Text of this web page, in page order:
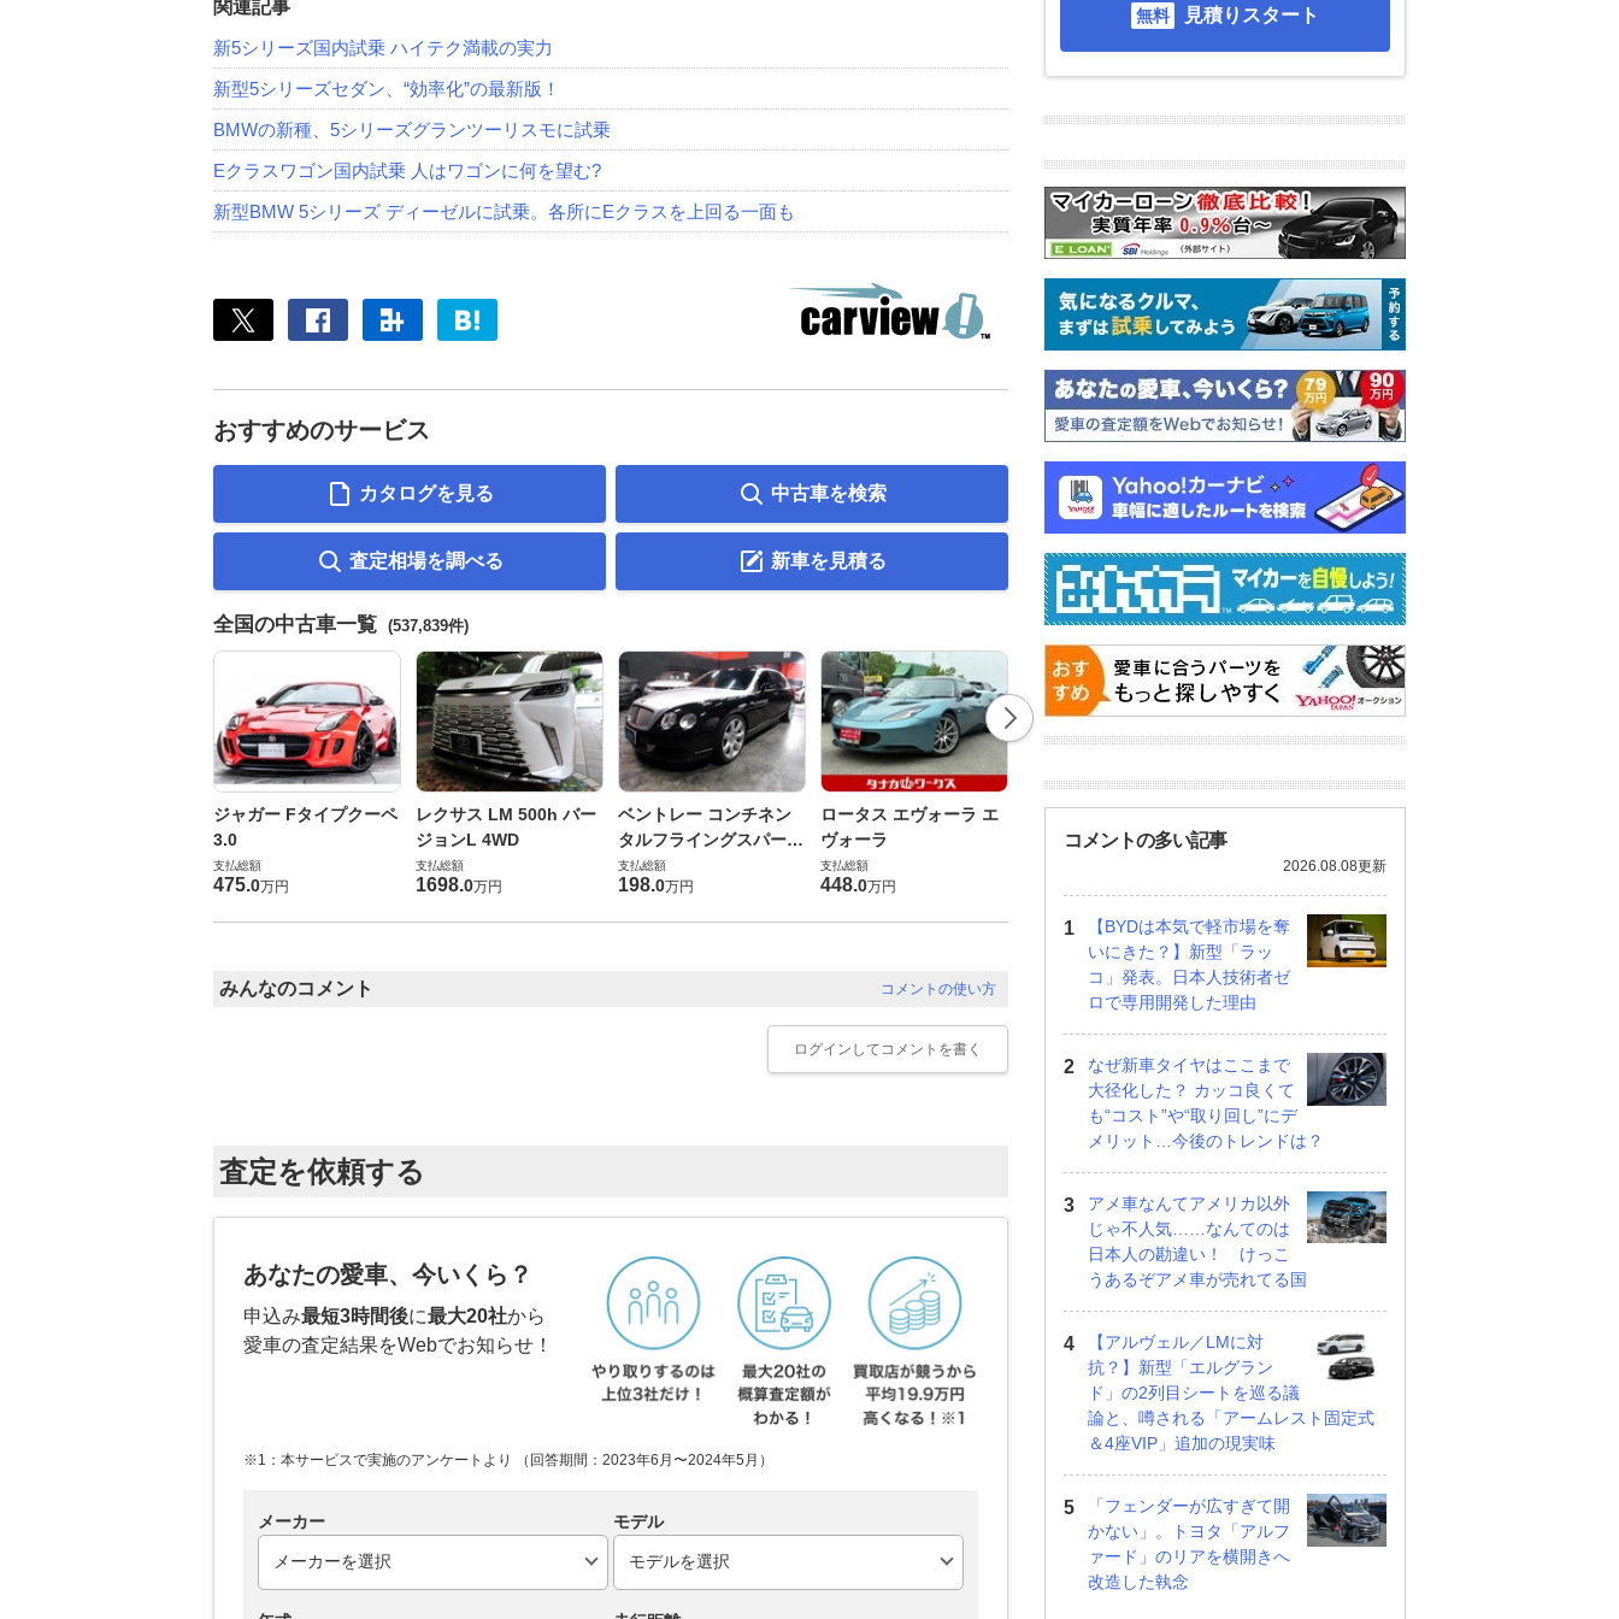
関連記事
新5シリーズ国内試乗 ハイテク満載の実力
新型5シリーズセダン、“効率化”の最新版！
BMWの新種、5シリーズグランツーリスモに試乗
Eクラスワゴン国内試乗 人はワゴンに何を望む?
新型BMW 5シリーズ ディーゼルに試乗。各所にEクラスを上回る一面も
おすすめのサービス
カタログを見る 中古車を検索
査定相場を調べる 新車を見積る
全国の中古車一覧 (537,839件)
ジャガー Fタイプクーペ
3.0
支払総額
475.0万円
レクサス LM 500h バー
ジョンL 4WD
支払総額
1698.0万円
ベントレー コンチネン
タルフライングスパー
6.0 4WD
支払総額
198.0万円
ロータス エヴォーラ エ
ヴォーラ
支払総額
448.0万円
ダイハツ ムーヴキャン
バス 660 ストライプス
アストンマーティン V8
ヴァンテージ スポーツ
万円
コメントの使い方
みんなのコメント
ログイン してコメントを書く
査定を依頼する
あなたの愛車、今いくら？
申込み最短3時間後に最大20社から
愛車の査定結果をWebでお知らせ！
※1：本サービスで実施のアンケートより （回答期間：2023年6月〜2024年5月）
メーカー モデル
見積りスタート
コメントの多い記事
2026.08.08更新
【BYDは本気で軽市場を奪
いにきた？】新型「ラッ
コ」発表。日本人技術者ゼ
ロで専用開発した理由
なぜ新車タイヤはここまで
大径化した？ カッコ良くて
も“コスト”や“取り回し”にデ
メリット…今後のトレンドは？
アメ車なんてアメリカ以外
じゃ不人気……なんてのは
日本人の勘違い！ けっこ
うあるぞアメ車が売れてる国
【アルヴェル／LMに対
抗？】新型「エルグラン
ド」の2列目シートを巡る議
論と、噂される「アームレスト固定式
＆4座VIP」追加の現実味
「フェンダーが広すぎて開
かない」。トヨタ「アルフ
ァード」のリアを横開きへ
改造した執念